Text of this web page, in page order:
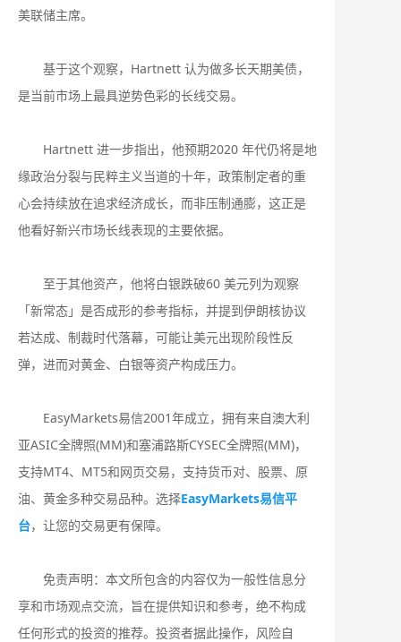
美联储主席。
基于这个观察，Hartnett 认为做多长天期美债，
是当前市场上最具逆势色彩的长线交易。
Hartnett 进一步指出，他预期2020 年代仍将是地
缘政治分裂与民粹主义当道的十年，政策制定者的重
心会持续放在追求经济成长，而非压制通膨，这正是
他看好新兴市场长线表现的主要依据。
至于其他资产，他将白银跌破60 美元列为观察
「新常态」是否成形的参考指标，并提到伊朗核协议
若达成、制裁时代落幕，可能让美元出现阶段性反
弹，进而对黄金、白银等资产构成压力。
EasyMarkets易信2001年成立，拥有来自澳大利
亚ASIC全牌照(MM)和塞浦路斯CYSEC全牌照(MM)，
支持MT4、MT5和网页交易，支持货币对、股票、原
油、黄金多种交易品种。选择EasyMarkets易信平
台，让您的交易更有保障。
免责声明：本文所包含的内容仅为一般性信息分
享和市场观点交流，旨在提供知识和参考，绝不构成
任何形式的投资的推荐。投资者据此操作，风险自